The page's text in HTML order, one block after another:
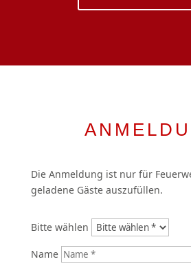
Die Anmeldung ist nur für
geladene Gäste auszufüllen.
Bitte wählen
Name